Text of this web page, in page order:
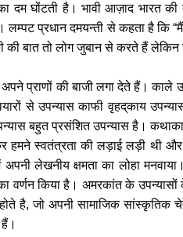
दम घोंटती है। भावी आज़ाद भारत
लम्पट प्रधान दमयन्ती से कहता है कि
बात तो लोग जुबान से करते हैं लेकिन
अपने प्राणों की बाजी लगा देते हैं।
से उपन्यास काफी वृहद्‌काय
बहुत प्रसंशित उपन्यास है। कथाकार
हमने स्वतंत्रता की लड़ाई लड़ी
में अपनी लेखनीय क्षमता का लोहा
वर्णन किया है। अमरकांत के
है, जो अपनी सामाजिक